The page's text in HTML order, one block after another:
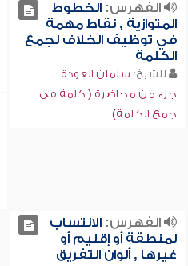
الفهرس:الخطوط
المتوازية , نقاط مهمة
في توظيف الخلاف لجمع
الكلمة
للشيخ: سلمان العودة
جزء من محاضرة ( كلمة في
جمع الكلمة)
الفهرس:الانتساب
لمنطقة أو إقليم أو
غيرها , ألوان التفريق